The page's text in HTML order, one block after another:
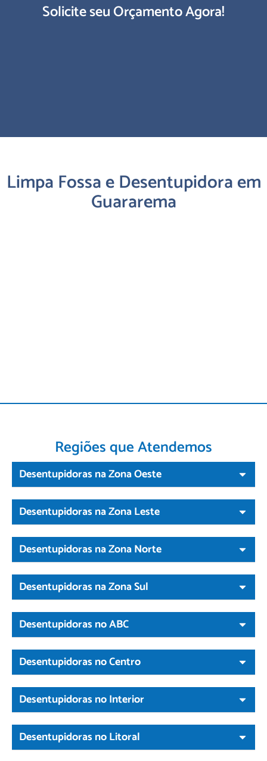
Solicite seu Orçamento Agora!
Limpa Fossa e Desentupidora em
Guararema
Regiões que Atendemos
Desentupidoras na Zona Oeste
Desentupidoras na Zona Leste
Desentupidoras na Zona Norte
Desentupidoras na Zona Sul
Desentupidoras no ABC
Desentupidoras no Centro
Desentupidoras no Interior
Desentupidoras no Litoral